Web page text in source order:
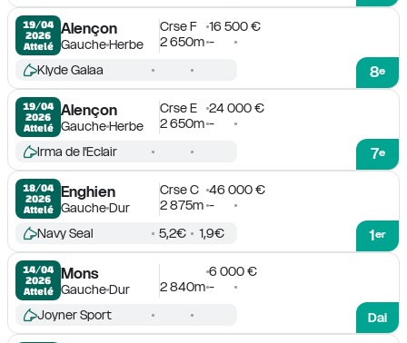
19/04
2026
Attelé
Alençon
GaucheHerbe
Crse F
16 500 €
2 650m -
8e
Klyde Galaa
19/04
2026
Attelé
Alençon
GaucheHerbe
Crse E
24 000 €
2 650m -
7e
Irma de l'Eclair
18/04
2026
Attelé
Enghien
GaucheDur
Crse C
46 000 €
2 875m -
1er
Navy Seal 5,2€ 1,9€
14/04
2026
Attelé
Mons
GaucheDur
6 000 €
2 840m -
Dai
Joyner Sport